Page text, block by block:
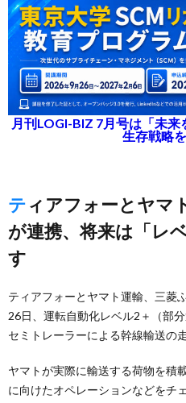
月刊LOGI-BIZ 7月号は「未
生存戦略
ティアフォーとヤマト運輸、三菱ふそう
が連携、将来は「レ
す
ティアフォーとヤマト運輸、三菱
26日、運転自動化レベル2＋（部
セミトレーラーによる幹線輸送の
ヤマトが実際に輸送する荷物を積
に向けたオペレーションなどをチ